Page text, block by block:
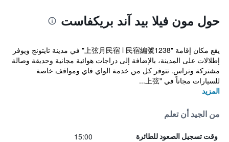
حول مون فيلا بيد آند بريكفاست
يقع مكان إقامة "上弦月民宿 l 民宿編號1238" في مدينة تايتونج ويوفر
إطلالات على المدينة، بالإضافة إلى دراجات هوائية مجانية وحديقة وصالة
مشتركة وتراس. تتوفر كل من خدمة الواي فاي ومواقف خاصة
للسيارات مجاناً في "上弦...
المزيد
من الجيد أن تعلم
وقت تسجيل الصعود للطائرة 15:00